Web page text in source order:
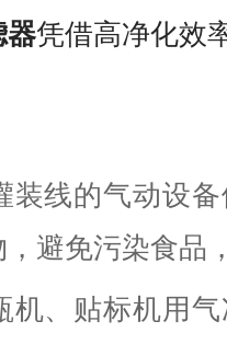
器凭借高净化效
装线的气动设
避免污染食品
机、贴标机用